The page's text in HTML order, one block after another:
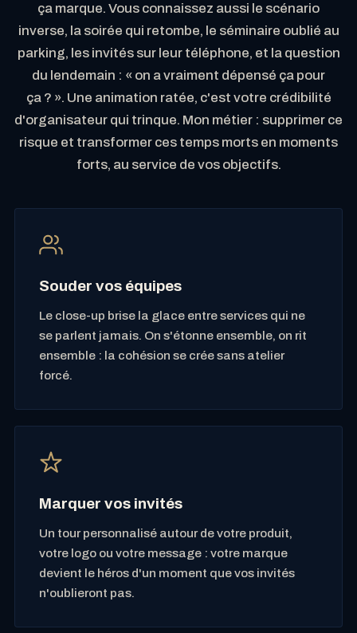
ça marque. Vous connaissez aussi le scénario
inverse, la soirée qui retombe, le séminaire oublié au
parking, les invités sur leur téléphone, et la question
du lendemain : « on a vraiment dépensé ça pour
ça ? ». Une animation ratée, c'est votre crédibilité
d'organisateur qui trinque. Mon métier : supprimer ce
risque et transformer ces temps morts en moments
forts, au service de vos objectifs.
Souder vos équipes
Le close-up brise la glace entre services qui ne
se parlent jamais. On s'étonne ensemble, on rit
ensemble : la cohésion se crée sans atelier
forcé.
Marquer vos invités
Un tour personnalisé autour de votre produit,
votre logo ou votre message : votre marque
devient le héros d'un moment que vos invités
n'oublieront pas.